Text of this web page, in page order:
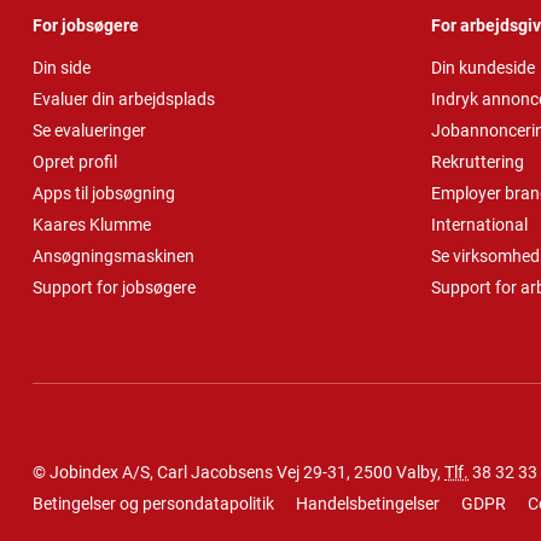
For jobsøgere
Din side
Evaluer din arbejdsplads
Se evalueringer
Opret profil
Apps til jobsøgning
Kaares Klumme
Ansøgningsmaskinen
Support for jobsøgere
For
Din kundeside
Indryk
Rekruttering
Employer
International
Se
Support for
© Jobindex A/S, Carl Jacobsens Vej 29-31, 2500 Valby, Tlf. 38 32 33
Betingelser og persondatapolitik
Handelsbetingelser GDPR